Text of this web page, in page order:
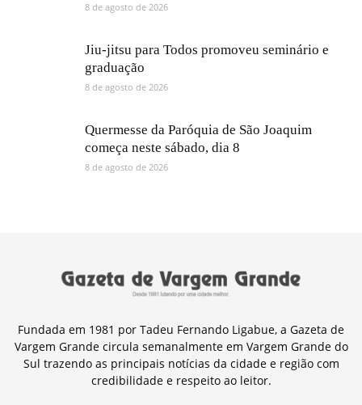
8 de agosto de 2026
Jiu-jitsu para Todos promoveu seminário e
graduação
8 de agosto de 2026
Quermesse da Paróquia de São Joaquim
começa neste sábado, dia 8
8 de agosto de 2026
Fundada em 1981 por Tadeu Fernando Ligabue, a Gazeta de
Vargem Grande circula semanalmente em Vargem Grande do
Sul trazendo as principais notícias da cidade e região com
credibilidade e respeito ao leitor.